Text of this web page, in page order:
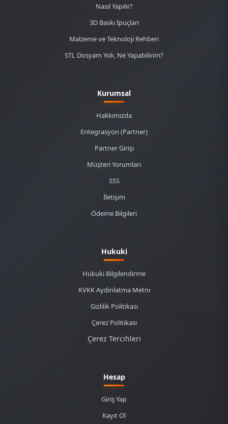
Nasıl Yapılır?
3D Baskı İpuçları
Malzeme ve Teknoloji Rehberi
STL Dosyam Yok, Ne Yapabilirim?
Kurumsal
Hakkımızda
Entegrasyon (Partner)
Partner Girişi
Müşteri Yorumları
SSS
İletişim
Ödeme Bilgileri
Hukuki
Hukuki Bilgilendirme
KVKK Aydınlatma Metni
Gizlilik Politikası
Çerez Politikası
Çerez Tercihleri
Hesap
Giriş Yap
Kayıt Ol